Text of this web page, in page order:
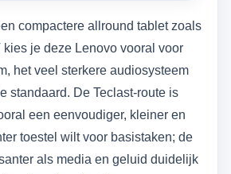
compactere allround tablet zoals
kies je deze Lenovo vooral voor
het veel sterkere audiosysteem
standaard. De Teclast-route is
een eenvoudiger, kleiner en
toestel wilt voor basistaken; de
als media en geluid duidelijk